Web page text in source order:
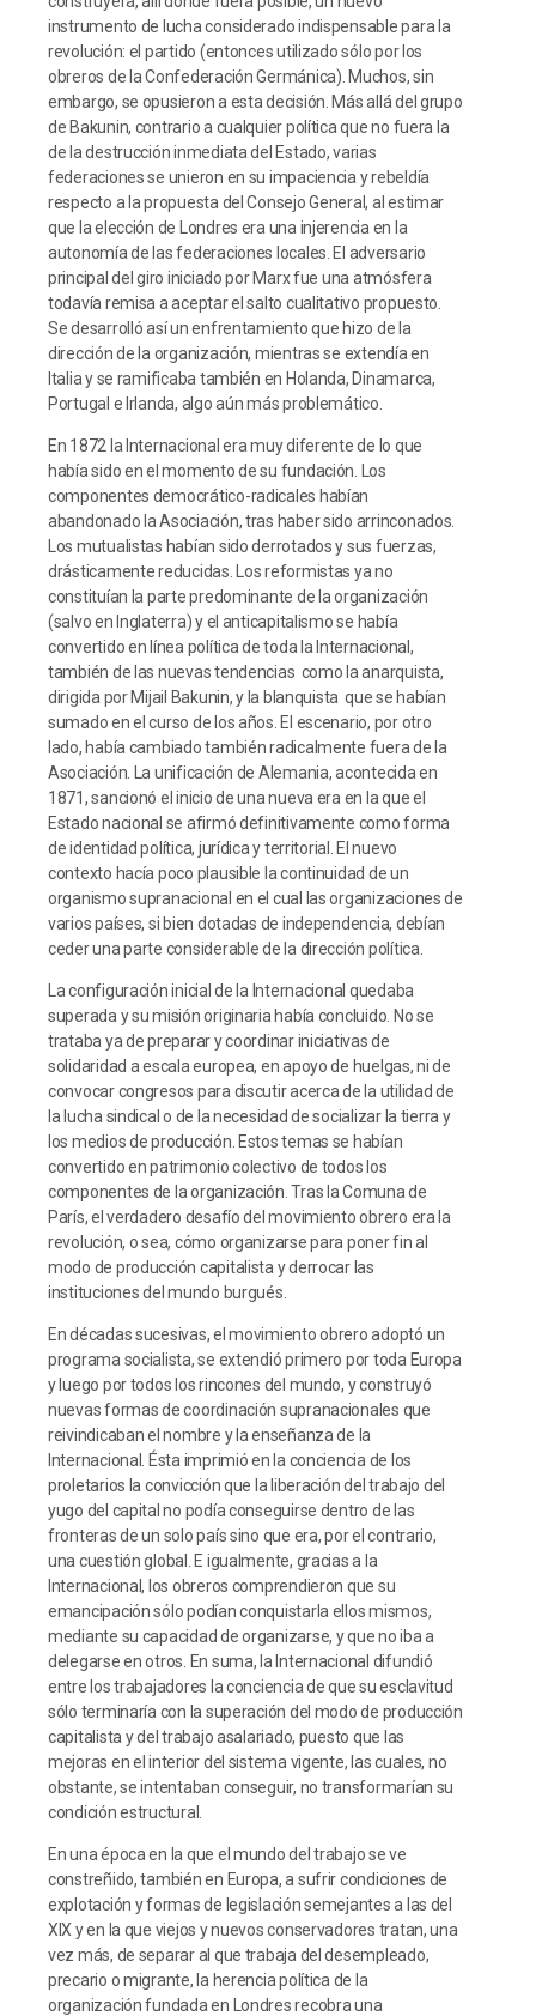
instrumento de lucha considerado indispensable para la
revolución: el partido (entonces utilizado sólo por los
obreros de la Confederación Germánica). Muchos, sin
embargo, se opusieron a esta decisión. Más allá del grupo
de Bakunin, contrario a cualquier política que no fuera la
de la destrucción inmediata del Estado, varias
federaciones se unieron en su impaciencia y rebeldía
respecto a la propuesta del Consejo General, al estimar
que la elección de Londres era una injerencia en la
autonomía de las federaciones locales. El adversario
principal del giro iniciado por Marx fue una atmósfera
todavía remisa a aceptar el salto cualitativo propuesto.
Se desarrolló así un enfrentamiento que hizo de la
dirección de la organización, mientras se extendía en
Italia y se ramificaba también en Holanda, Dinamarca,
Portugal e Irlanda, algo aún más problemático.
En 1872 la Internacional era muy diferente de lo que
había sido en el momento de su fundación. Los
componentes democrático-radicales habían
abandonado la Asociación, tras haber sido arrinconados.
Los mutualistas habían sido derrotados y sus fuerzas,
drásticamente reducidas. Los reformistas ya no
constituían la parte predominante de la organización
(salvo en Inglaterra) y el anticapitalismo se había
convertido en línea política de toda la Internacional,
también de las nuevas tendencias  como la anarquista,
dirigida por Mijail Bakunin, y la blanquista  que se habían
sumado en el curso de los años. El escenario, por otro
lado, había cambiado también radicalmente fuera de la
Asociación. La unificación de Alemania, acontecida en
1871, sancionó el inicio de una nueva era en la que el
Estado nacional se afirmó definitivamente como forma
de identidad política, jurídica y territorial. El nuevo
contexto hacía poco plausible la continuidad de un
organismo supranacional en el cual las organizaciones de
varios países, si bien dotadas de independencia, debían
ceder una parte considerable de la dirección política.
La configuración inicial de la Internacional quedaba
superada y su misión originaria había concluido. No se
trataba ya de preparar y coordinar iniciativas de
solidaridad a escala europea, en apoyo de huelgas, ni de
convocar congresos para discutir acerca de la utilidad de
la lucha sindical o de la necesidad de socializar la tierra y
los medios de producción. Estos temas se habían
convertido en patrimonio colectivo de todos los
componentes de la organización. Tras la Comuna de
París, el verdadero desafío del movimiento obrero era la
revolución, o sea, cómo organizarse para poner fin al
modo de producción capitalista y derrocar las
instituciones del mundo burgués.
En décadas sucesivas, el movimiento obrero adoptó un
programa socialista, se extendió primero por toda Europa
y luego por todos los rincones del mundo, y construyó
nuevas formas de coordinación supranacionales que
reivindicaban el nombre y la enseñanza de la
Internacional. Ésta imprimió en la conciencia de los
proletarios la convicción que la liberación del trabajo del
yugo del capital no podía conseguirse dentro de las
fronteras de un solo país sino que era, por el contrario,
una cuestión global. E igualmente, gracias a la
Internacional, los obreros comprendieron que su
emancipación sólo podían conquistarla ellos mismos,
mediante su capacidad de organizarse, y que no iba a
delegarse en otros. En suma, la Internacional difundió
entre los trabajadores la conciencia de que su esclavitud
sólo terminaría con la superación del modo de producción
capitalista y del trabajo asalariado, puesto que las
mejoras en el interior del sistema vigente, las cuales, no
obstante, se intentaban conseguir, no transformarían su
condición estructural.
En una época en la que el mundo del trabajo se ve
constreñido, también en Europa, a sufrir condiciones de
explotación y formas de legislación semejantes a las del
XIX y en la que viejos y nuevos conservadores tratan, una
vez más, de separar al que trabaja del desempleado,
precario o migrante, la herencia política de la
organización fundada en Londres recobra una